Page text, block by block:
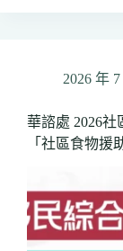
（9
舞
台
《
The
World
2026 年
華諮處 2026
「社區食物援